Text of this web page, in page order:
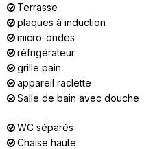
Terrasse
plaques à induction
micro-ondes
réfrigérateur
grille pain
appareil raclette
Salle de bain avec douche
WC séparés
Chaise haute